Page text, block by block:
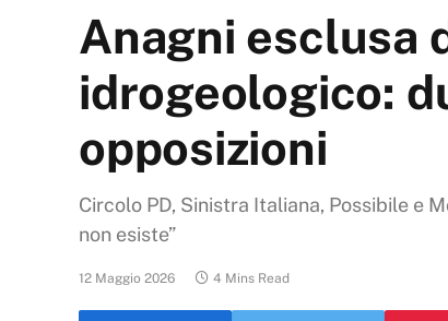
Anagni esclusa
idrogeologico:
opposizioni
Circolo PD, Sinistra Italiana, Possibile e
non esiste”
12 Maggio 2026 4 Mins Read